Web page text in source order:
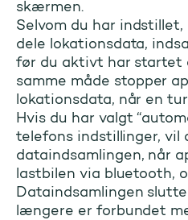
skærmen.
Selvom du har
dele lokationsdata,
før du aktivt har startet
samme måde stopper
lokationsdata, når en
Hvis du har valgt
telefons indstillinger, vil
dataindsamlingen, når
lastbilen via bluetooth,
Dataindsamlingen
længere er forbundet